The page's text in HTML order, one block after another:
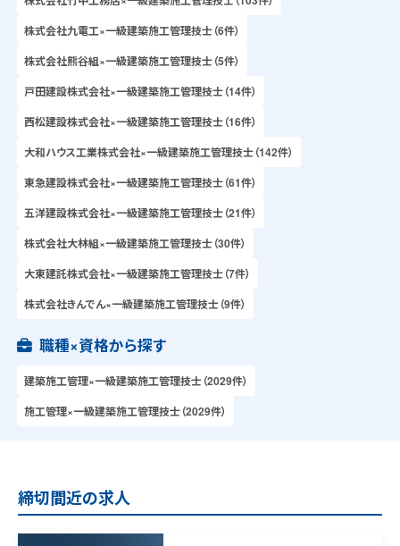
株式会社九電工×一級建築施工管理技士（6件）
株式会社熊谷組×一級建築施工管理技士（5件）
戸田建設株式会社×一級建築施工管理技士（14件）
西松建設株式会社×一級建築施工管理技士（16件）
大和ハウス工業株式会社×一級建築施工管理技士（142件）
東急建設株式会社×一級建築施工管理技士（61件）
五洋建設株式会社×一級建築施工管理技士（21件）
株式会社大林組×一級建築施工管理技士（30件）
大東建託株式会社×一級建築施工管理技士（7件）
株式会社きんでん×一級建築施工管理技士（9件）
職種×資格から探す
建築施工管理×一級建築施工管理技士（2029件）
施工管理×一級建築施工管理技士（2029件）
締切間近の求人